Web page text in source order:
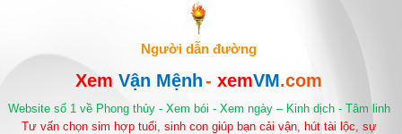
Người dẫn đường
Xem Vận Mệnh- xemVM.com
Website số 1 về Phong thủy - Xem bói - Xem ngày – Kinh dịch - Tâm linh
Tư vấn chọn sim hợp tuổi, sinh con giúp bạn cải vận, hút tài lộc, sự